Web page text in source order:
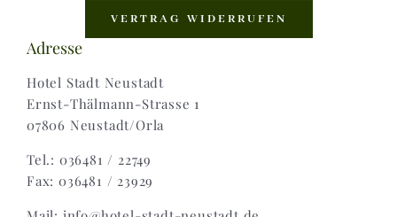
Zahlungsweisen |
Widerruf |
VERTRAG WIDERRUFEN
Adresse
Hotel Stadt Neustadt
Ernst-Thälmann-Strasse 1
07806 Neustadt/Orla
Tel.: 036481 / 22749
Fax: 036481 / 23929